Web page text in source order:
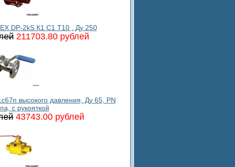
DP-2kS К1 C1 T10 , Ду 250
211703.80 рублей
высокого давления, Ду 65, PN
с рукояткой
43743.00 рублей